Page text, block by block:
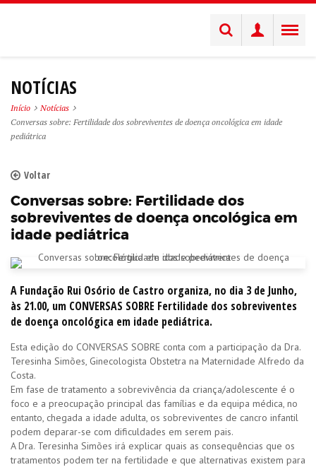
NOTÍCIAS
Início
Notícias
Conversas sobre: Fertilidade dos sobreviventes de doença oncológica em idade
pediátrica
Voltar
Conversas sobre: Fertilidade dos
sobreviventes de doença oncológica em
idade pediátrica
A Fundação Rui Osório de Castro organiza, no dia 3 de Junho,
às 21.00, um CONVERSAS SOBRE Fertilidade dos sobreviventes
de doença oncológica em idade pediátrica.
Esta edição do CONVERSAS SOBRE conta com a participação da Dra.
Teresinha Simões, Ginecologista Obstetra na Maternidade Alfredo da
Costa.
Em fase de tratamento a sobrevivência da criança/adolescente é o
foco e a preocupação principal das famílias e da equipa médica, no
entanto, chegada a idade adulta, os sobreviventes de cancro infantil
podem deparar-se com dificuldades em serem pais.
A Dra. Teresinha Simões irá explicar quais as consequências que os
tratamentos podem ter na fertilidade e que alternativas existem para